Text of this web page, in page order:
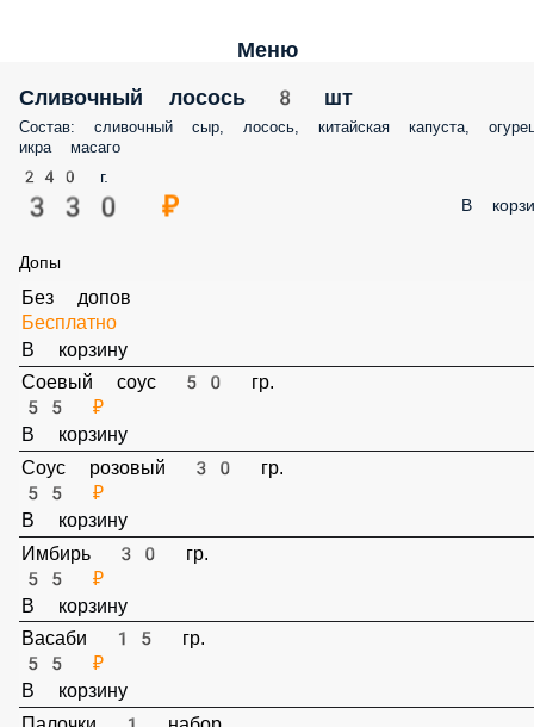
Меню
Сливочный лосось 8 шт
Состав: сливочный сыр, лосось, китайская капуста, огурец, икра
240 г.
330 ₽
Без допов
Бесплатно
В корзину
Соевый соус 50 гр.
55 ₽
В корзину
Соус розовый 30 гр.
55 ₽
В корзину
Имбирь 30 гр.
55 ₽
В корзину
Васаби 15 гр.